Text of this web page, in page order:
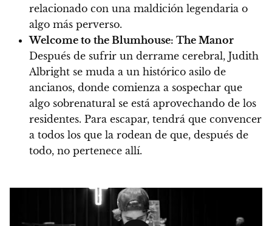
relacionado con una maldición legendaria o
algo más perverso.
Welcome to the Blumhouse: The Manor
Después de sufrir un derrame cerebral, Judith
Albright se muda a un histórico asilo de
ancianos, donde comienza a sospechar que
algo sobrenatural se está aprovechando de los
residentes. Para escapar, tendrá que convencer
a todos los que la rodean de que, después de
todo, no pertenece allí.